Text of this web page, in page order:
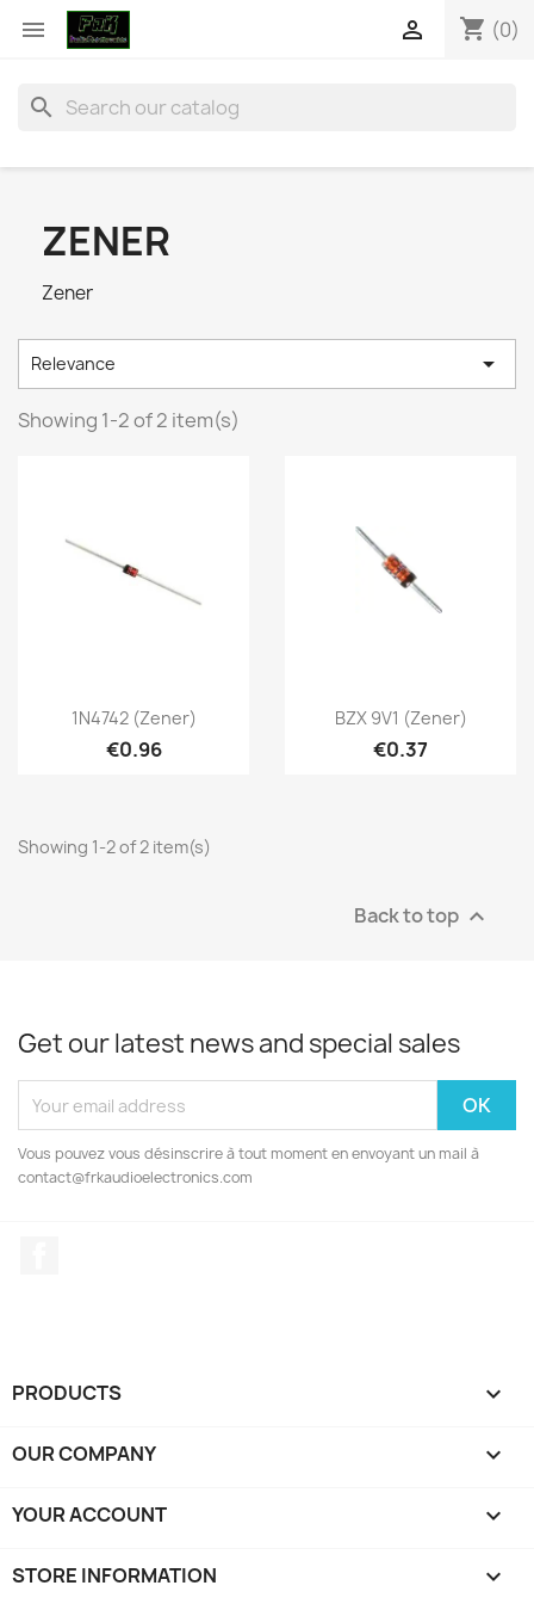
 shopping_cart (0)

search
ZENER
Zener
Relevance 
Showing 1-2 of 2 item(s)
1N4742 (Zener)
€0.96
BZX 9V1 (Zener)
€0.37
Showing 1-2 of 2 item(s)
Back to top 
Get our latest news and special sales
Vous pouvez vous désinscrire à tout moment en envoyant un mail à
contact@frkaudioelectronics.com
PRODUCTS 
OUR COMPANY 
YOUR ACCOUNT 
STORE INFORMATION keyboard_arrow_down